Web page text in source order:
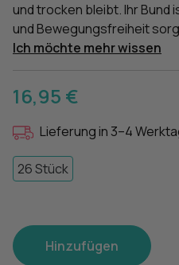
und trocken bleibt. Ihr Bund
und Bewegungsfreiheit
Ich möchte mehr wissen
16,95 €
Lieferung in 3–4
26 Stück
Hinzufügen